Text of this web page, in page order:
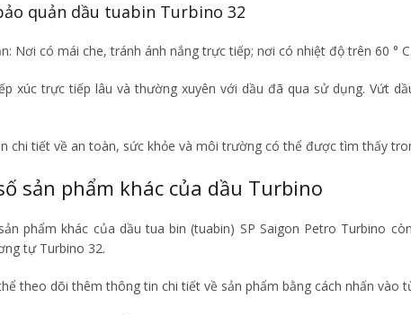
quản dầu tuabin Turbino 32
Nơi có mái che, tránh ánh nắng trực tiếp; nơi có nhiệt độ trên 60 ° C.
xúc trực tiếp lâu và thường xuyên với dầu đã qua sử dụng. Vứt
chi tiết về an toàn, sức khỏe và môi trường có thể được tìm thấy
sản phẩm khác của dầu Turbino
phẩm khác của dầu tua bin (tuabin) SP Saigon Petro Turbino
tự Turbino 32.
theo dõi thêm thông tin chi tiết về sản phẩm bằng cách nhấn vào